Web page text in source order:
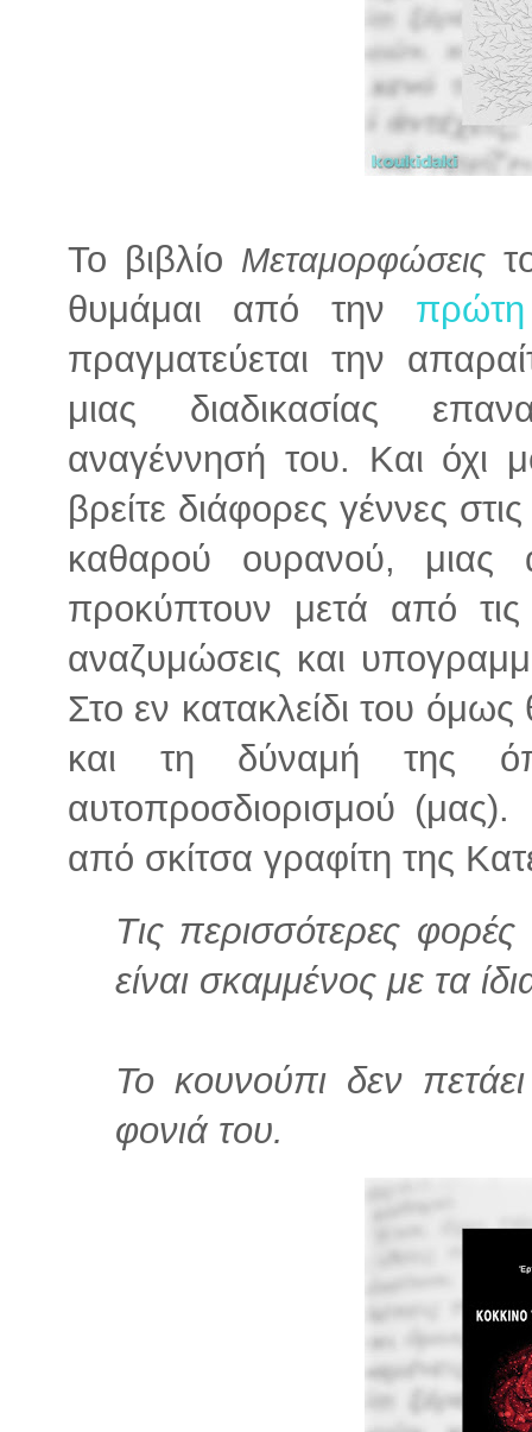
Το βιβλίο Μεταμορφώσεις
θυμάμαι από την
πραγματεύεται την
μιας διαδικασίας
αναγέννησή του. Και
βρείτε διάφορες γέννες
καθαρού ουρανού, μιας
προκύπτουν μετά από τις
αναζυμώσεις και
Στο εν κατακλείδι του όμως
και τη δύναμή της
αυτοπροσδιορισμού (μας).
από σκίτσα γραφίτη της
Τις περισσότερες
είναι σκαμμένος με τα
Το κουνούπι δεν
φονιά του.